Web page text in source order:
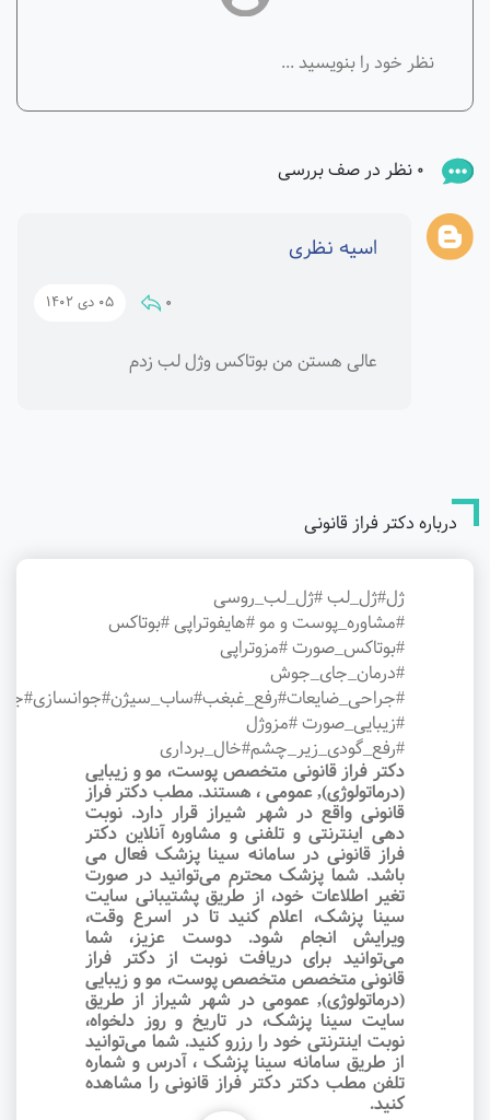
0 نظر در صف بررسی
اسیه نظری
0 05 دی 1402
عالی هستن من بوتاکس وژل لب زدم
درباره دکتر فراز قانونی
ژل#ژل_لب #ژل_لب_روسی
#مشاوره_پوست و مو #هایفوتراپی #بوتاکس
#بوتاکس_صورت #مزوتراپی
#درمان_جای_جوش
#زیبایی_صورت #مزوژل
#رفع_گودی_زیر_چشم#خال_برداری
دکتر فراز قانونی متخصص پوست، مو و زیبایی
(درماتولوژی), عمومی ، هستند. مطب دکتر فراز
قانونی واقع در شهر شیراز قرار دارد. نوبت‌
دهی اینترنتی و تلفنی و مشاوره آنلاین دکتر
فراز قانونی در سامانه سینا پزشک فعال می
باشد. شما پزشک محترم می‌توانید در صورت
تغیر اطلاعات خود، از طریق پشتیبانی سایت
سینا پزشک، اعلام کنید تا در اسرع وقت‌،
ویرایش انجام شود. دوست عزیز، شما
می‌توانید برای دریافت نوبت از دکتر فراز
قانونی متخصص متخصص پوست، مو و زیبایی
(درماتولوژی), عمومی در شهر شیراز از طریق
سایت سینا پزشک، در تاریخ و روز دلخواه،
نوبت اینترنتی خود را رزرو کنید. شما می‌توانید
از طریق سامانه سینا پزشک ، آدرس و شماره
تلفن مطب دکتر دکتر فراز قانونی را مشاهده
کنید.